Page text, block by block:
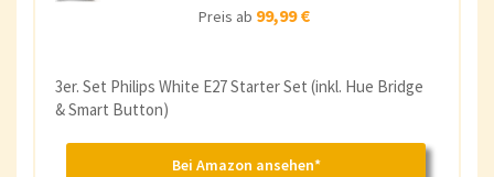
Preis ab 99,99 €
3er. Set Philips White E27 Starter Set (inkl. Hue Bridge
& Smart Button)
Bei Amazon ansehen*